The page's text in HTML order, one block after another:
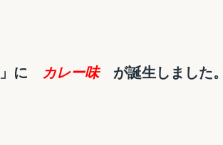
」に カレー味が誕生しました。